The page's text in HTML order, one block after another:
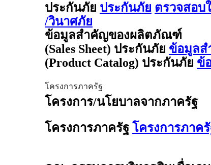
ประกันภัย ประกันภัย ตรวจสอบ
/วินาศภัย
ข้อมูลสำคัญของผลิตภัณฑ์
(Sales Sheet) ประกันภัย ข้อมูลส
(Product Catalog) ประกันภัย ข้
โครงการภาครัฐ
โครงการ/นโยบาลจากภาครัฐ
โครงการภาครัฐ โครงการภาค